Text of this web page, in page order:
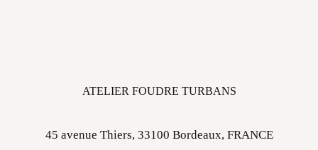
ATELIER FOUDRE TURBANS
45 avenue Thiers, 33100 Bordeaux, FRANCE